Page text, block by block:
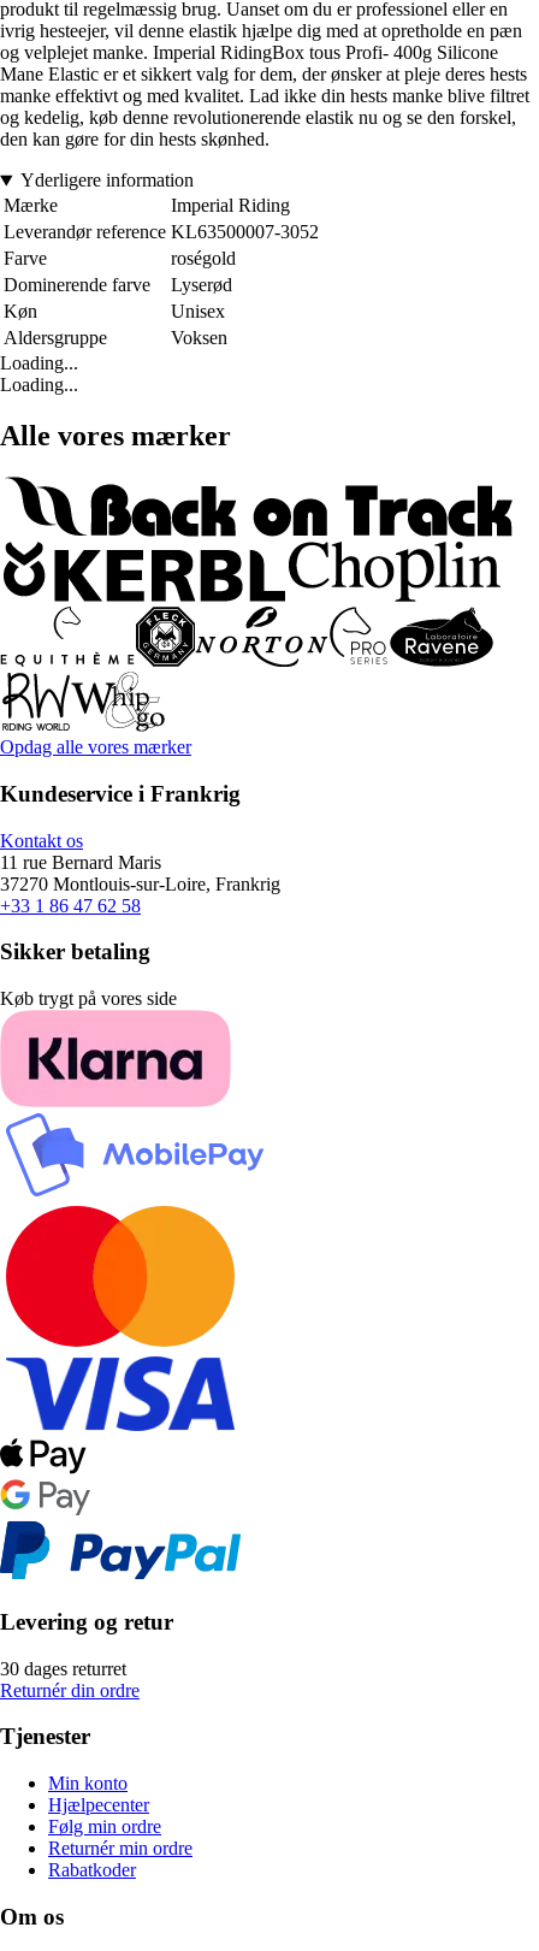
produkt til regelmæssig brug. Uanset om du er professionel eller en
ivrig hesteejer, vil denne elastik hjælpe dig med at opretholde en pæn
og velplejet manke. Imperial RidingBox tous Profi- 400g Silicone
Mane Elastic er et sikkert valg for dem, der ønsker at pleje deres hests
manke effektivt og med kvalitet. Lad ikke din hests manke blive filtret
og kedelig, køb denne revolutionerende elastik nu og se den forskel,
den kan gøre for din hests skønhed.
Yderligere information
Mærke
Imperial Riding
Leverandør reference KL63500007-3052
Farve
roségold
Dominerende farve
Lyserød
Køn
Unisex
Aldersgruppe
Voksen
Loading...
Loading...
Alle vores mærker
Opdag alle vores mærker
Kundeservice i Frankrig
Kontakt os
11 rue Bernard Maris
37270 Montlouis-sur-Loire, Frankrig
+33 1 86 47 62 58
Sikker betaling
Køb trygt på vores side
Levering og retur
30 dages returret
Returnér din ordre
Tjenester
Min konto
Hjælpecenter
Følg min ordre
Returnér min ordre
Rabatkoder
Om os